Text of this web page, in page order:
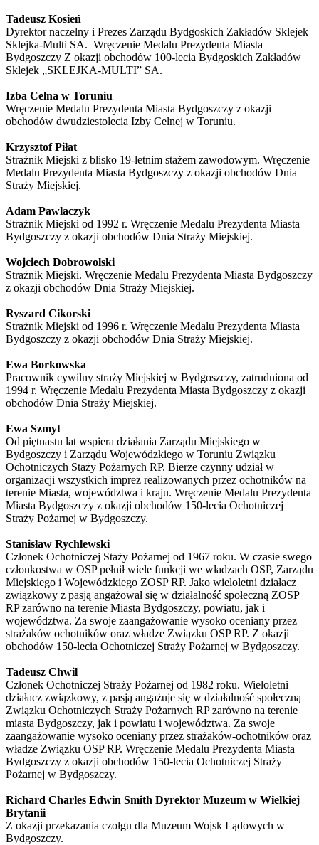
Tadeusz Kosień
Dyrektor naczelny i Prezes Zarządu Bydgoskich Zakładów Sklejek
Sklejka-Multi SA. Wręczenie Medalu Prezydenta Miasta
Bydgoszczy Z okazji obchodów 100-lecia Bydgoskich Zakładów
Sklejek „SKLEJKA-MULTI” SA.
Izba Celna w Toruniu
Wręczenie Medalu Prezydenta Miasta Bydgoszczy z okazji
obchodów dwudziestolecia Izby Celnej w Toruniu.
Krzysztof Piłat
Strażnik Miejski z blisko 19-letnim stażem zawodowym. Wręczenie
Medalu Prezydenta Miasta Bydgoszczy z okazji obchodów Dnia
Straży Miejskiej.
Adam Pawlaczyk
Strażnik Miejski od 1992 r. Wręczenie Medalu Prezydenta Miasta
Bydgoszczy z okazji obchodów Dnia Straży Miejskiej.
Wojciech Dobrowolski
Strażnik Miejski. Wręczenie Medalu Prezydenta Miasta Bydgoszczy
z okazji obchodów Dnia Straży Miejskiej.
Ryszard Cikorski
Strażnik Miejski od 1996 r. Wręczenie Medalu Prezydenta Miasta
Bydgoszczy z okazji obchodów Dnia Straży Miejskiej.
Ewa Borkowska
Pracownik cywilny straży Miejskiej w Bydgoszczy, zatrudniona od
1994 r. Wręczenie Medalu Prezydenta Miasta Bydgoszczy z okazji
obchodów Dnia Straży Miejskiej.
Ewa Szmyt
Od piętnastu lat wspiera działania Zarządu Miejskiego w
Bydgoszczy i Zarządu Wojewódzkiego w Toruniu Związku
Ochotniczych Staży Pożarnych RP. Bierze czynny udział w
organizacji wszystkich imprez realizowanych przez ochotników na
terenie Miasta, województwa i kraju. Wręczenie Medalu Prezydenta
Miasta Bydgoszczy z okazji obchodów 150-lecia Ochotniczej
Straży Pożarnej w Bydgoszczy.
Stanisław Rychlewski
Członek Ochotniczej Staży Pożarnej od 1967 roku. W czasie swego
członkostwa w OSP pełnił wiele funkcji we władzach OSP, Zarządu
Miejskiego i Wojewódzkiego ZOSP RP. Jako wieloletni działacz
związkowy z pasją angażował się w działalność społeczną ZOSP
RP zarówno na terenie Miasta Bydgoszczy, powiatu, jak i
województwa. Za swoje zaangażowanie wysoko oceniany przez
strażaków ochotników oraz władze Związku OSP RP. Z okazji
obchodów 150-lecia Ochotniczej Straży Pożarnej w Bydgoszczy.
Tadeusz Chwil
Członek Ochotniczej Straży Pożarnej od 1982 roku. Wieloletni
działacz związkowy, z pasją angażuje się w działalność społeczną
Związku Ochotniczych Straży Pożarnych RP zarówno na terenie
miasta Bydgoszczy, jak i powiatu i województwa. Za swoje
zaangażowanie wysoko oceniany przez strażaków-ochotników oraz
władze Związku OSP RP. Wręczenie Medalu Prezydenta Miasta
Bydgoszczy z okazji obchodów 150-lecia Ochotniczej Straży
Pożarnej w Bydgoszczy.
Richard Charles Edwin Smith Dyrektor Muzeum w Wielkiej
Brytanii
Z okazji przekazania czołgu dla Muzeum Wojsk Lądowych w
Bydgoszczy.